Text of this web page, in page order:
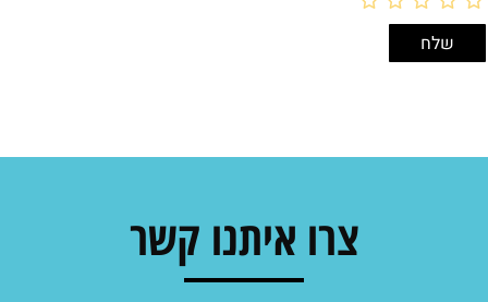
צרו איתנו קשר